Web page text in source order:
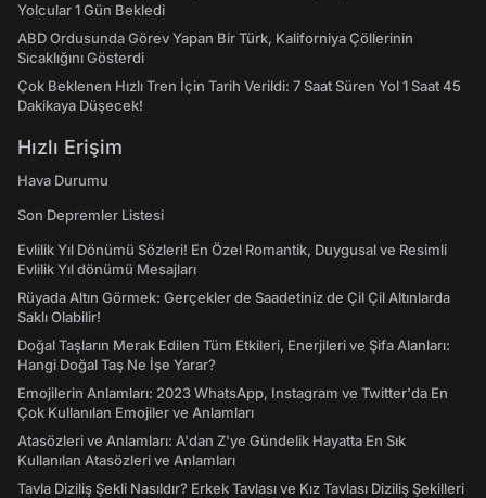
Yolcular 1 Gün Bekledi
ABD Ordusunda Görev Yapan Bir Türk, Kaliforniya Çöllerinin
Sıcaklığını Gösterdi
Çok Beklenen Hızlı Tren İçin Tarih Verildi: 7 Saat Süren Yol 1 Saat 45
Dakikaya Düşecek!
Hızlı Erişim
Hava Durumu
Son Depremler Listesi
Evlilik Yıl Dönümü Sözleri! En Özel Romantik, Duygusal ve Resimli
Evlilik Yıl dönümü Mesajları
Rüyada Altın Görmek: Gerçekler de Saadetiniz de Çil Çil Altınlarda
Saklı Olabilir!
Doğal Taşların Merak Edilen Tüm Etkileri, Enerjileri ve Şifa Alanları:
Hangi Doğal Taş Ne İşe Yarar?
Emojilerin Anlamları: 2023 WhatsApp, Instagram ve Twitter'da En
Çok Kullanılan Emojiler ve Anlamları
Atasözleri ve Anlamları: A'dan Z'ye Gündelik Hayatta En Sık
Kullanılan Atasözleri ve Anlamları
Tavla Diziliş Şekli Nasıldır? Erkek Tavlası ve Kız Tavlası Diziliş Şekilleri